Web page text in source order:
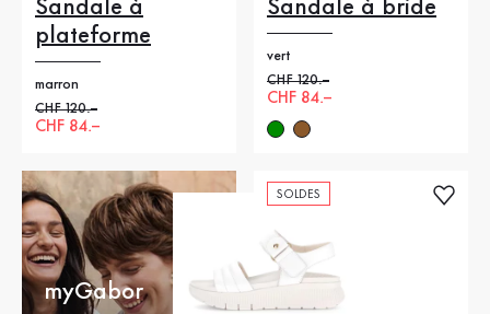
Sandale à
plateforme
marron
Ancien prix
CHF 120.–
Nouveau prix
CHF 84.–
Sandale à bride
vert
Ancien prix
CHF 120.–
Nouveau prix
CHF 84.–
myGabor
SOLDES